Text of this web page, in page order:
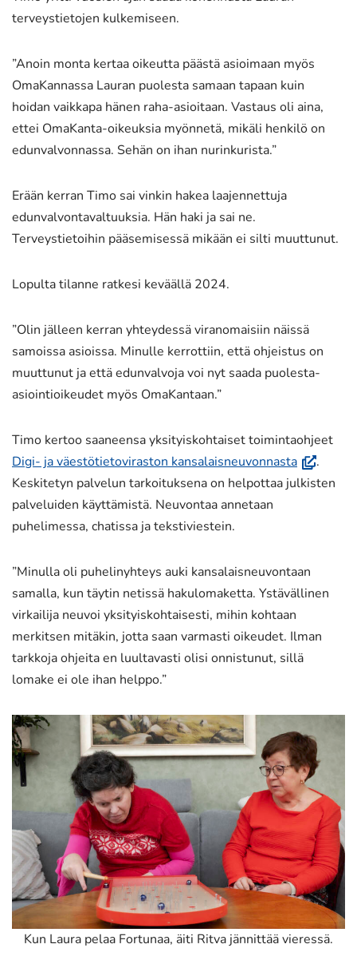
terveystietojen kulkemiseen.
”Anoin monta kertaa oikeutta päästä asioimaan myös
OmaKannassa Lauran puolesta samaan tapaan kuin
hoidan vaikkapa hänen raha-asioitaan. Vastaus oli aina,
ettei OmaKanta-oikeuksia myönnetä, mikäli henkilö on
edunvalvonnassa. Sehän on ihan nurinkurista.”
Erään kerran Timo sai vinkin hakea laajennettuja
edunvalvontavaltuuksia. Hän haki ja sai ne.
Terveystietoihin pääsemisessä mikään ei silti muuttunut.
Lopulta tilanne ratkesi keväällä 2024.
”Olin jälleen kerran yhteydessä viranomaisiin näissä
samoissa asioissa. Minulle kerrottiin, että ohjeistus on
muuttunut ja että edunvalvoja voi nyt saada puolesta-
asiointioikeudet myös OmaKantaan.”
Timo kertoo saaneensa yksityiskohtaiset toimintaohjeet
Digi- ja väestötietoviraston kansalaisneuvonnasta(avautuu
uuteen
palveluun)
.
Keskitetyn palvelun tarkoituksena on helpottaa julkisten
palveluiden käyttämistä. Neuvontaa annetaan
puhelimessa, chatissa ja tekstiviestein.
”Minulla oli puhelinyhteys auki kansalaisneuvontaan
samalla, kun täytin netissä hakulomaketta. Ystävällinen
virkailija neuvoi yksityiskohtaisesti, mihin kohtaan
merkitsen mitäkin, jotta saan varmasti oikeudet. Ilman
tarkkoja ohjeita en luultavasti olisi onnistunut, sillä
lomake ei ole ihan helppo.”
Kun Laura pelaa Fortunaa, äiti Ritva jännittää vieressä.